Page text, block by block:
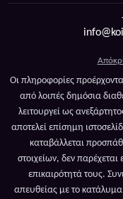
Οι πληροφορίες
από λοιπές δημόσια
λειτουργεί ως
αποτελεί επίσημη
καταβάλλεται
στοιχείων, δεν
επικαιρότητά τους.
απευθείας με το